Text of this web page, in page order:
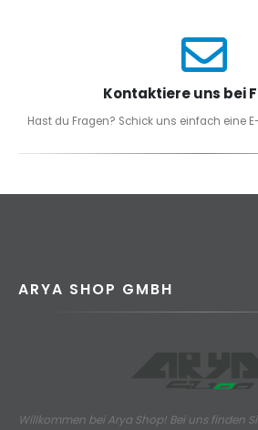
Kontaktiere uns bei
Hast du Fragen? Schick uns einfach eine
ARYA SHOP GMBH
Willkommen bei Arya Shop! Bei uns finden